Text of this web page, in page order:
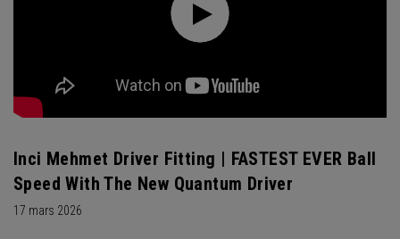
Inci Mehmet Driver Fitting | FASTEST EVER Ball
Speed With The New Quantum Driver
17 mars 2026